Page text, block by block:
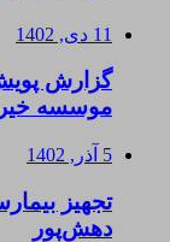
11 دی, 1402
گزارش
موسسه
5 آذر, 1402
تجهیز
دهش‌پور